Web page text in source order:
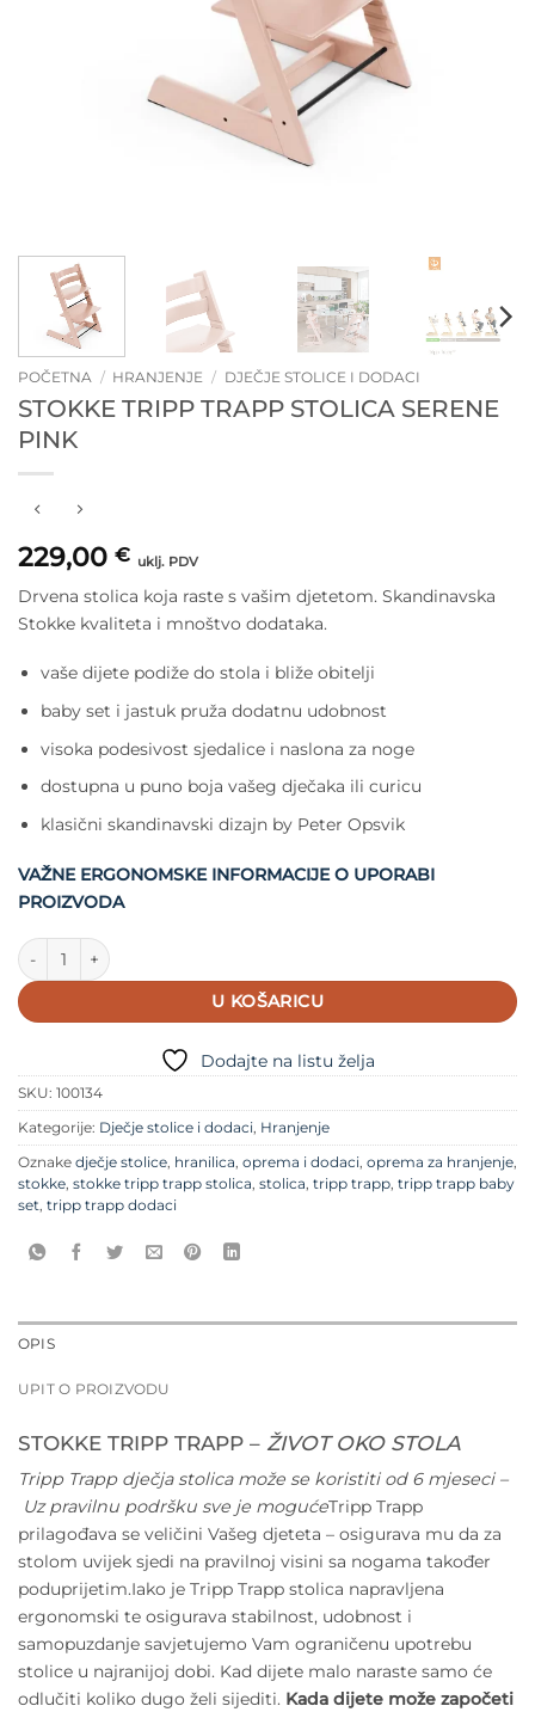
POČETNA / HRANJENJE / DJEČJE STOLICE I DODACI
STOKKE TRIPP TRAPP STOLICA SERENE
PINK
229,00 € uklj. PDV
Drvena stolica koja raste s vašim djetetom. Skandinavska
Stokke kvaliteta i mnoštvo dodataka.
vaše dijete podiže do stola i bliže obitelji
baby set i jastuk pruža dodatnu udobnost
visoka podesivost sjedalice i naslona za noge
dostupna u puno boja vašeg dječaka ili curicu
klasični skandinavski dizajn by Peter Opsvik
VAŽNE ERGONOMSKE INFORMACIJE O UPORABI
PROIZVODA
Stokke Tripp Trapp Stolica Serene Pink količina
U KOŠARICU
Dodajte na listu želja
SKU: 100134
Kategorije: Dječje stolice i dodaci, Hranjenje
Oznake dječje stolice, hranilica, oprema i dodaci, oprema za hranjenje,
stokke, stokke tripp trapp stolica, stolica, tripp trapp, tripp trapp baby
set, tripp trapp dodaci
OPIS
UPIT O PROIZVODU
STOKKE TRIPP TRAPP – ŽIVOT OKO STOLA
Tripp Trapp dječja stolica može se koristiti od 6 mjeseci –
Uz pravilnu podršku sve je mogućeTripp Trapp
prilagođava se veličini Vašeg djeteta – osigurava mu da za
stolom uvijek sjedi na pravilnoj visini sa nogama također
poduprijetim.Iako je Tripp Trapp stolica napravljena
ergonomski te osigurava stabilnost, udobnost i
samopuzdanje savjetujemo Vam ograničenu upotrebu
stolice u najranijoj dobi. Kad dijete malo naraste samo će
odlučiti koliko dugo želi sijediti. Kada dijete može započeti